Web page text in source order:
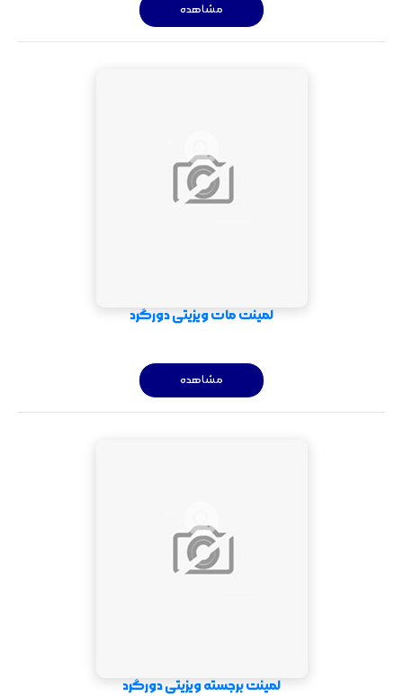
مشاهده
لمینت مات ویزیتی دورگرد
مشاهده
لمینت برجسته ویزیتی دورگرد